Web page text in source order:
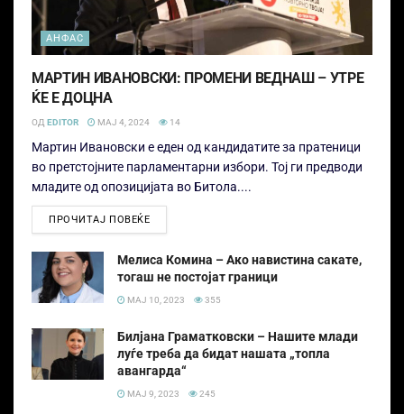
АНФАС
МАРТИН ИВАНОВСКИ: ПРОМЕНИ ВЕДНАШ – УТРЕ
ЌЕ Е ДОЦНА
ОД EDITOR МАЈ 4, 2024 14
Мартин Ивановски е еден од кандидатите за пратеници
во претстојните парламентарни избори. Тој ги предводи
младите од опозицијата во Битола....
ПРОЧИТАЈ ПОВЕЌЕ
Мелиса Комина – Ако навистина сакате,
тогаш не постојат граници
МАЈ 10, 2023 355
Билјана Граматковски – Нашите млади
луѓе треба да бидат нашата „топла
авангарда“
МАЈ 9, 2023 245